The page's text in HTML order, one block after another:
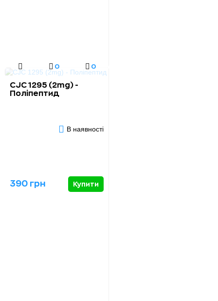
0 0
CJC 1295 (2mg) -
Поліпептид
В наявності
390 грн Купити